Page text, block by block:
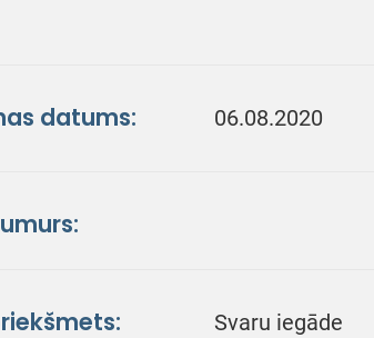
datums: 06.08.2020
Svaru iegāde